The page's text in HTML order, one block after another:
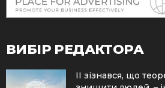
ВИБІР РЕДАКТОРА
ІІ зізнався, що